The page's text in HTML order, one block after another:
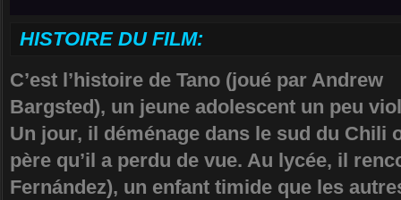
HISTOIRE DU FILM:
C’est l’histoire de Tano (joué par Andrew
Bargsted), un jeune adolescent un peu
Un jour, il déménage dans le sud du Chili
père qu’il a perdu de vue. Au lycée, il
Fernández), un enfant timide que les